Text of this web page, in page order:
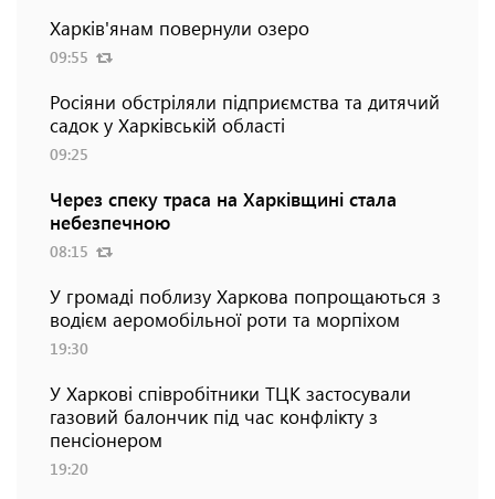
Харків'янам повернули озеро
09:55
Росіяни обстріляли підприємства та дитячий
садок у Харківській області
09:25
Через спеку траса на Харківщині стала
небезпечною
08:15
У громаді поблизу Харкова попрощаються з
водієм аеромобільної роти та морпіхом
19:30
У Харкові співробітники ТЦК застосували
газовий балончик під час конфлікту з
пенсіонером
19:20